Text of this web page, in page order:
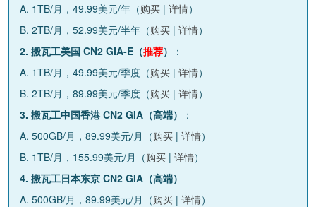
A. 1TB/月，49.99美元/年（购买 | 详情）
B. 2TB/月，52.99美元/半年（购买 | 详情）
2. 搬瓦工美国 CN2 GIA-E（推荐）
：
A. 1TB/月，49.99美元/季度（购买 | 详情）
B. 2TB/月，89.99美元/季度（购买 | 详情）
3. 搬瓦工中国香港 CN2 GIA（高端）
：
A. 500GB/月，89.99美元/月（购买 | 详情）
B. 1TB/月，155.99美元/月（购买 | 详情）
4. 搬瓦工日本东京 CN2 GIA（高端）
A. 500GB/月，89.99美元/月（购买 | 详情）